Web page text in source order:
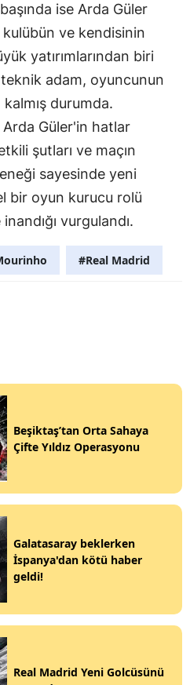
ise Arda Güler
ve kendisinin
yatırımlarından biri
adam, oyuncunun
durumda.
Arda Güler'in hatlar
şutları ve maçın
sayesinde yeni
bir oyun kurucu rolü
vurgulandı.
#Real Madrid
Beşiktaş’tan Orta Sahaya
Çifte Yıldız Operasyonu
Galatasaray beklerken
İspanya'dan kötü haber
geldi!
Real Madrid Yeni Golcüsünü